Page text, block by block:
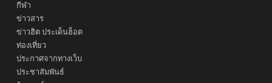
กีฬา
ข่าวสาร
ข่าวฮิต ประเด็นฮ็อต
ท่องเที่ยว
ประกาศจากทางเว็บ
ประชาสัมพันธ์